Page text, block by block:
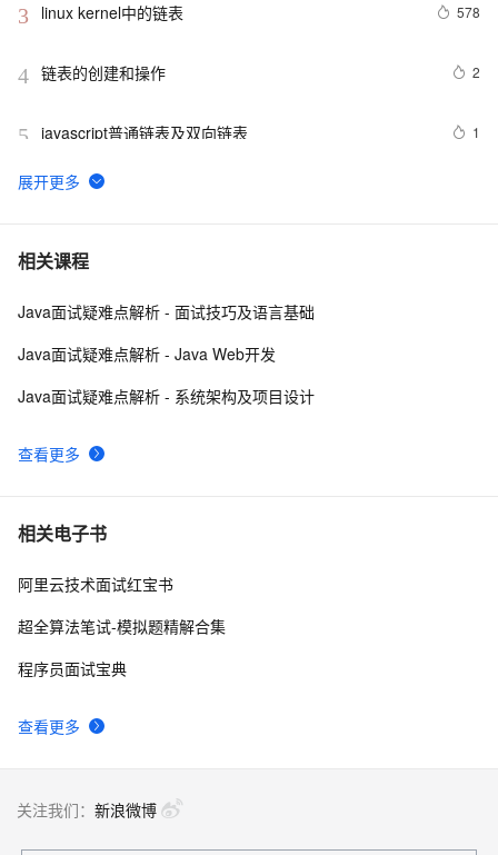
3 linux kernel中的链表 578
4 链表的创建和操作 2
5 javascript普通链表及双向链表 1
6 C/C++中对链表操作的理解&&实例分析
7 删除链表的倒数第 N 个结点 （LeetCode 19）
8 删除单链表的倒数第k个结点
（Linked List）（*）
环链表
相关课程
查看更多
Java面试疑难点解析 - 面试技巧及语言基础
Java面试疑难点解析 - Java Web开发
Java面试疑难点解析 - 系统架构及项目设计
相关电子书
查看更多
阿里云技术面试红宝书
超全算法笔试-模拟题精解合集
程序员面试宝典
关注我们： 新浪微博